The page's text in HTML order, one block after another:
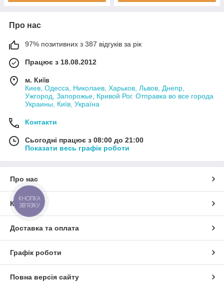
Про нас
97% позитивних з 387 відгуків за рік
Працює з 18.08.2012
м. Київ
Киев, Одесса, Николаев, Харьков, Львов, Днепр,
Ужгород, Запорожье, Кривой Рог. Отправка во все города
Украины, Київ, Україна
Контакти
Сьогодні працює з 08:00 до 21:00
Показати весь графік роботи
Про нас
Контакти
Доставка та оплата
Графік роботи
Повна версія сайту
КНОПКА
ЗВ'ЯЗКУ